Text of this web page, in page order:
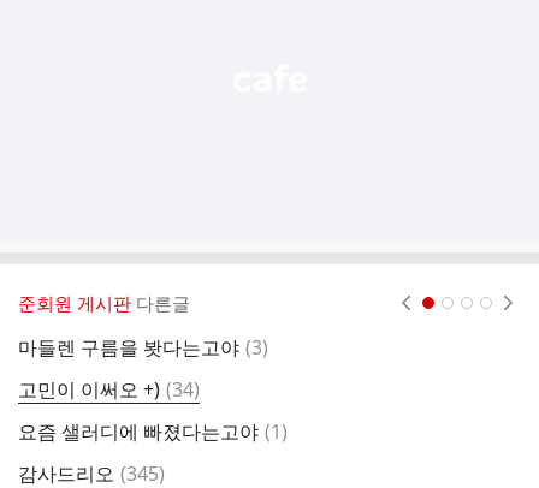
준회원 게시판 다른글
마들렌 구름을 봣다는고야 댓
(3)
고민이 이써오 +) 댓
글
(34)
요즘 샐러디에 빠졌다는고야 댓
(1)
감사드리오 댓
(345)